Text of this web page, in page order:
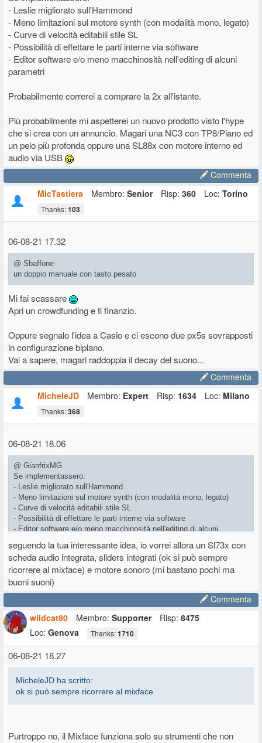
- Leslie migliorato sull'Hammond
- Meno limitazioni sul motore synth (con modalità mono, legato)
- Curve di velocità editabili stile SL
- Possibilità di effettare le parti interne via software
- Editor software e/o meno macchinosità nell'editing di alcuni
parametri
Probabilmente correrei a comprare la 2x all'istante.
Più probabilmente mi aspetterei un nuovo prodotto visto l'hype
che si crea con un annuncio. Magari una NC3 con TP8/Piano ed
un pelo più profonda oppure una SL88x con motore interno ed
audio via USB
Commenta
MicTastiera
Membro: Senior Risp: 360 Loc: Torino
Thanks:103
06-08-21 17.32
@ Sbaffone
un doppio manuale con tasto pesato
Mi fai scassare
Apri un crowdfunding e ti finanzio.
Oppure segnalo l'idea a Casio e ci escono due px5s sovrapposti
in configurazione biplano.
Vai a sapere, magari raddoppia il decay del suono...
Commenta
MicheleJD
Membro: Expert Risp: 1634 Loc: Milano
Thanks:368
06-08-21 18.06
@ GianfrixMG
Se implementassero:
- Leslie migliorato sull'Hammond
- Meno limitazioni sul motore synth (con modalità mono, legato)
- Curve di velocità editabili stile SL
- Possibilità di effettare le parti interne via software
- Editor software e/o meno macchinosità nell'editing di alcuni
Probabilmente correrei a comprare la 2x all'istante.
Più probabilmente mi aspetterei un nuovo prodotto visto l'hype che si
crea con un annuncio. Magari una NC3 con TP8/Piano ed un pelo più
profonda oppure una SL88x con motore interno ed audio via USB
seguendo la tua interessante idea, io vorrei allora un Sl73x con
scheda audio integrata, sliders integrati (ok si può sempre
ricorrere al mixface) e motore sonoro (mi bastano pochi ma
buoni suoni)
Commenta
wildcat80
Membro: Supporter Risp: 8475
Loc: Genova Thanks:1710
06-08-21 18.27
MicheleJD ha scritto:
ok si può sempre ricorrere al mixface
Purtroppo no, il Mixface funziona solo su strumenti che non